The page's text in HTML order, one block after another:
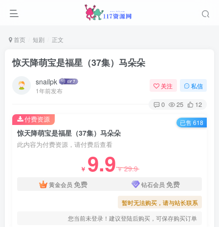
首页 短剧 正文
惊天降萌宝是福星（37集）马朵朵
snailpk
1年前发布
关注 私信
0 25 12
惊天降萌宝是福星（37集）马朵朵
此内容为付费资源，请付费后查看
￥ 9.9￥29.9
黄金会员 免费 钻石会员 免费
暂时无法购买，请与站长联系
您当前未登录！建议登陆后购买，可保存购买订单
付费资源 已售 618